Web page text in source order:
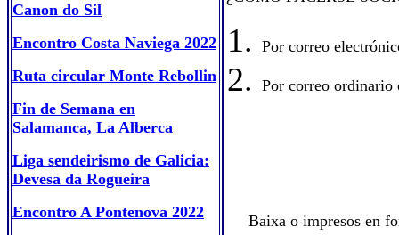
Canon do Sil
Encontro Costa Naviega 2022
Ruta circular Monte Rebollin
Fin de Semana en
Salamanca, La Alberca
Liga sendeirismo de Galicia:
Devesa da Rogueira
Encontro A Pontenova 2022
Por correo
Por correo ordinario
Baixa o impresos en